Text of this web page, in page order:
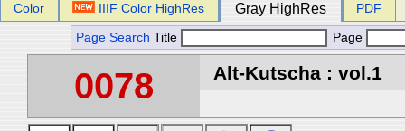
Color IIIF Color HighRes Gray HighRes PDF
Page Search Title Page
0078 Alt-Kutscha : vol.1